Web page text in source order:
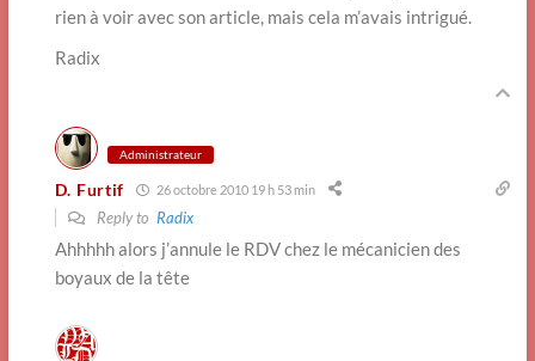
rien à voir avec son article, mais cela m’avais intrigué.
Radix
Administrateur
D. Furtif 26 octobre 2010 19 h 53 min
Reply to Radix
Ahhhhh alors j’annule le RDV chez le mécanicien des
boyaux de la tête